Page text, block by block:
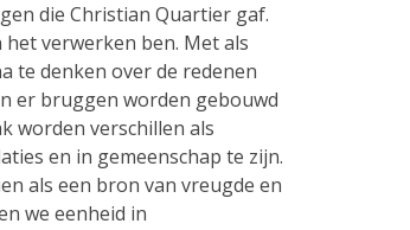
die Christian Quartier gaf.
verwerken ben. Met als
te denken over de redenen
er bruggen worden gebouwd
worden verschillen als
en in gemeenschap te zijn.
als een bron van vreugde en
we eenheid in